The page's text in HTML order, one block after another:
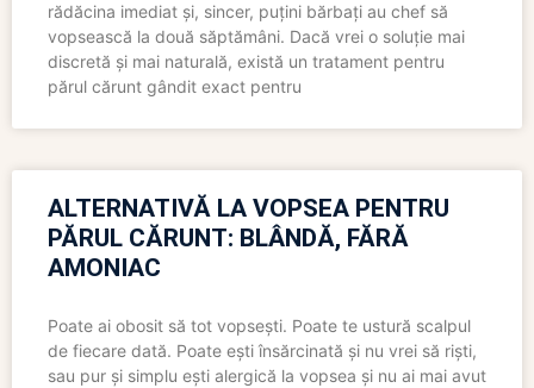
rădăcina imediat și, sincer, puțini bărbați au chef să
vopsească la două săptămâni. Dacă vrei o soluție mai
discretă și mai naturală, există un tratament pentru
părul cărunt gândit exact pentru
ALTERNATIVĂ LA VOPSEA PENTRU
PĂRUL CĂRUNT: BLÂNDĂ, FĂRĂ
AMONIAC
Poate ai obosit să tot vopsești. Poate te ustură scalpul
de fiecare dată. Poate ești însărcinată și nu vrei să riști,
sau pur și simplu ești alergică la vopsea și nu ai mai avut